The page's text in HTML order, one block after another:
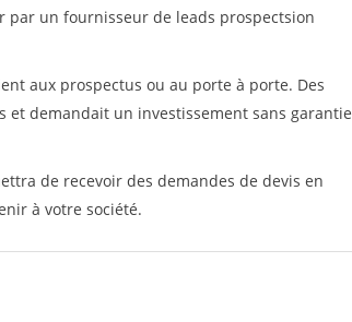
un fournisseur de leads prospectsion
aux prospectus ou au porte à porte. Des
demandait un investissement sans garantie
de recevoir des demandes de devis en
à votre société.